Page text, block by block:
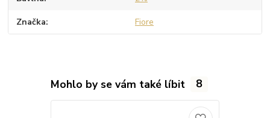
Značka Fiore
Mohlo by se vám také líbit 8